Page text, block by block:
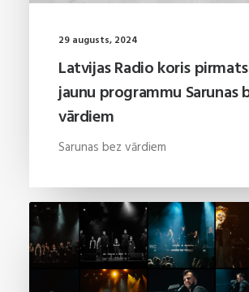
29 augusts, 2024
Latvijas Radio koris
jaunu programmu Sarunas
vārdiem
Sarunas bez vārdiem